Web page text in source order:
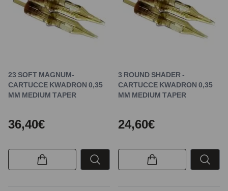
23 SOFT MAGNUM-
CARTUCCE KWADRON 0,35
MM MEDIUM TAPER
36,40€
3 ROUND SHADER -
CARTUCCE KWADRON 0,35
MM MEDIUM TAPER
24,60€